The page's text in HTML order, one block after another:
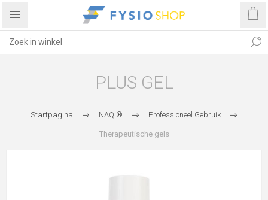
PLUS GEL
Startpagina NAQI® Professioneel Gebruik
Therapeutische gels